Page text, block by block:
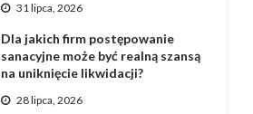
31 lipca, 2026
Dla jakich firm postępowanie
sanacyjne może być realną szansą
na uniknięcie likwidacji?
28 lipca, 2026